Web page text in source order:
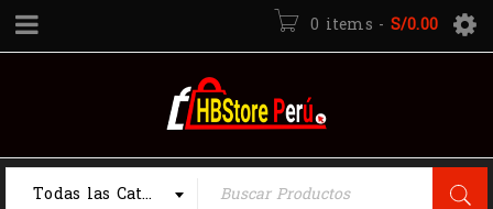
0 items - S/0.00
Todas las Categorias